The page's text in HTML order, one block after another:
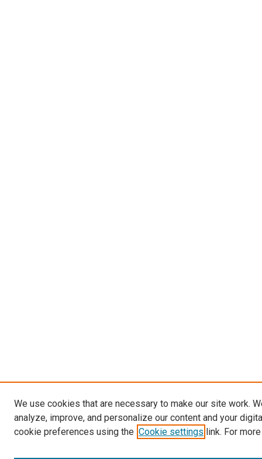
We use cookies that are necessary to make our site work.
analyze, improve, and personalize our content and your
cookie preferences using the Cookie settings link. For